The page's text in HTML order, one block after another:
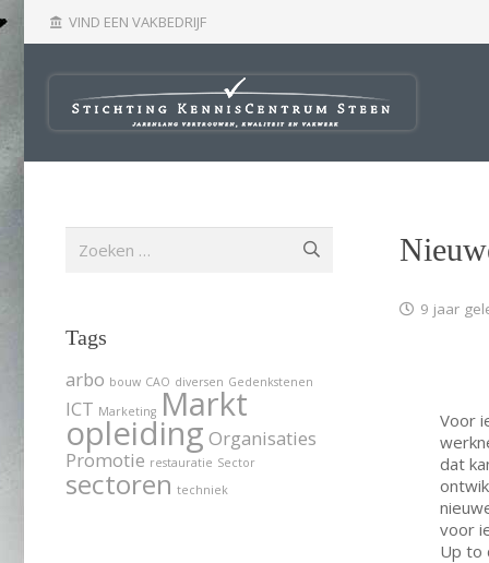
account_balance VIND EEN VAKBEDRIJF
9 jaar
Voor
dat
voor
Up to
naar:
Tags
arbo bouw CAO diversen Gedenkstenen
ICT Marketing Markt
opleiding Organisaties
Promotie restauratie Sector
sectoren techniek